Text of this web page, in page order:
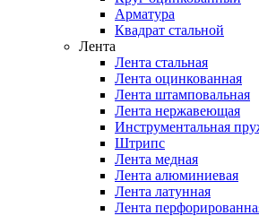
Арматура
Квадрат стальной
Лента
Лента стальная
Лента оцинкованная
Лента штамповальная
Лента нержавеющая
Инструментальная
Штрипс
Лента медная
Лента алюминиевая
Лента латунная
Лента